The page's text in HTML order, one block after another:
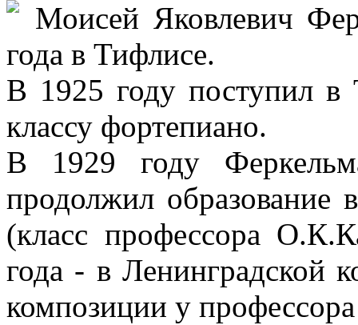
Моисей Яковлевич
года в Тифлисе.
В 1925 году поступил в
классу фортепиано.
В 1929 году
продолжил образование
(класс профессора
года - в Ленинградской
композиции у